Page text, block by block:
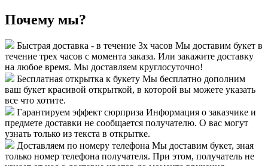
Почему мы?
Быстрая доставка - в течение 3х часов Мы доставим букет в
течение трех часов с момента заказа. Или закажите доставку
на любое время. Мы доставляем круглосуточно!
Бесплатная открытка к букету Мы бесплатно дополним
ваш букет красивой открыткой, в которой вы можете указать
все что хотите.
Гарантируем эффект сюрприза Информация о заказчике и
предмете доставки не сообщается получателю. О вас могут
узнать только из текста в открытке.
Доставляем по номеру телефона Мы доставим букет, зная
только номер телефона получателя. При этом, получатель не